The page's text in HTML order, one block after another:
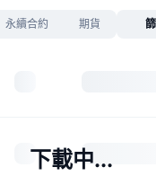
永續合約 期貨
下載中...